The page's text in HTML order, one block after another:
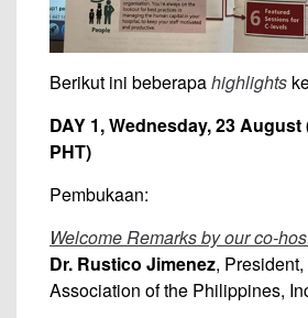
Berikut ini beberapahighlights
DAY 1, Wednesday, 23 August
PHT)
Pembukaan:
Welcome Remarks by our co-
Dr. Rustico Jimenez,
Association of the Philippines,